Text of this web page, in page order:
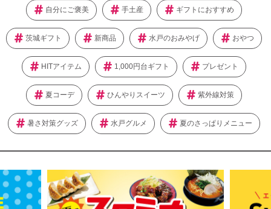
自分にご褒美 手土産 ギフトにおすすめ
茨城ギフト 新商品 水戸のおみやげ おやつ
HITアイテム 1,000円台ギフト プレゼント
夏コーデ ひんやりスイーツ 紫外線対策
暑さ対策グッズ 水戸グルメ 夏のさっぱりメニュー